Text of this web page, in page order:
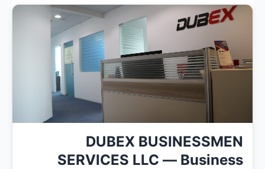
DUBEX BUSINESSMEN
SERVICES LLC — Business